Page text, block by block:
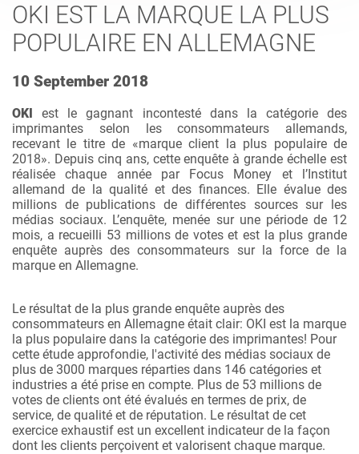
OKI EST LA MARQUE LA PLUS
POPULAIRE EN ALLEMAGNE
10 September 2018
OKI est le gagnant incontesté dans la catégorie des
imprimantes selon les consommateurs allemands,
recevant le titre de «marque client la plus populaire de
2018». Depuis cinq ans, cette enquête à grande échelle est
réalisée chaque année par Focus Money et l’Institut
allemand de la qualité et des finances. Elle évalue des
millions de publications de différentes sources sur les
médias sociaux. L’enquête, menée sur une période de 12
mois, a recueilli 53 millions de votes et est la plus grande
enquête auprès des consommateurs sur la force de la
marque en Allemagne.
Le résultat de la plus grande enquête auprès des
consommateurs en Allemagne était clair: OKI est la marque
la plus populaire dans la catégorie des imprimantes! Pour
cette étude approfondie, l'activité des médias sociaux de
plus de 3000 marques réparties dans 146 catégories et
industries a été prise en compte. Plus de 53 millions de
votes de clients ont été évalués en termes de prix, de
service, de qualité et de réputation. Le résultat de cet
exercice exhaustif est un excellent indicateur de la façon
dont les clients perçoivent et valorisent chaque marque.